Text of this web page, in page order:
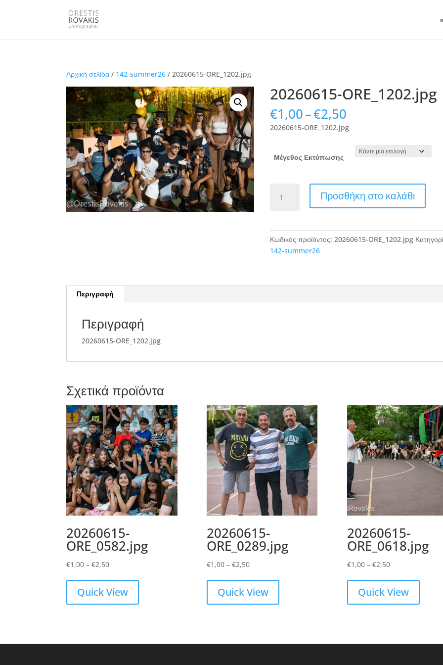
Αρχική σελίδα / 142-summer26 / 20260615-ORE_1202.jpg
20260615-ORE_1202.jpg
€1,00–€2,50
range:
€1,00
through
€2,50
20260615-ORE_1202.jpg
Μέγεθος Εκτύπωσης
ORE_1202.jpg
Προσθήκη στο καλάθι
Κωδικός προϊόντος:20260615-ORE_1202.jpg
142-summer26
Περιγραφή
Περιγραφή
20260615-ORE_1202.jpg
Σχετικά προϊόντα
20260615-
ORE_0582.jpg
€1,00 – €2,50Price
€1,00
through
Quick View
20260615-
ORE_0289.jpg
€1,00 – €2,50Price
€1,00
through
Quick View
20260615-
ORE_0618.jpg
€1,00 – €2,50Price
€1,00
through
Quick View